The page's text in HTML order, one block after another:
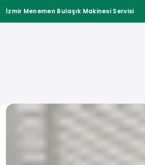
İzmir Menemen Bulaşık Makinesi Servisi